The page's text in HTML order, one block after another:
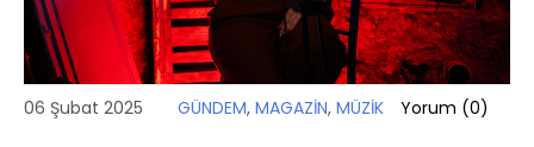
06 Şubat 2025 GÜNDEM, MAGAZİN, MÜZİK Yorum (0)